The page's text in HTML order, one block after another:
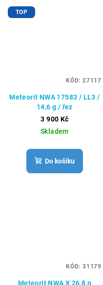
TOP
Meteorit NWA 17583 / LL3 /
14,6 g / řez
3 900 Kč
Skladem
Do košíku
KÓD:27117
Meteorit NWA X 26,8 g
KÓD:31179